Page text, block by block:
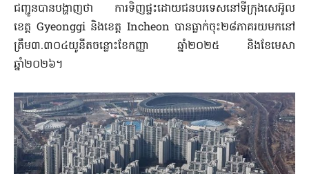
ជញ្ជូនបានបង្ហាញថា ការទិញផ្ទះដោយជនបរទេសនៅទីក្រុងសេអ៊ូល
ខេត្ត Gyeonggi និងខេត្ត Incheon បានធ្លាក់ចុះ២៨ភាគរយមកនៅ
ត្រឹម៣.៣០៤យូនីតចន្លោះខែកញ្ញា ឆ្នាំ២០២៥ និងខែមេសា
ឆ្នាំ២០២៦។